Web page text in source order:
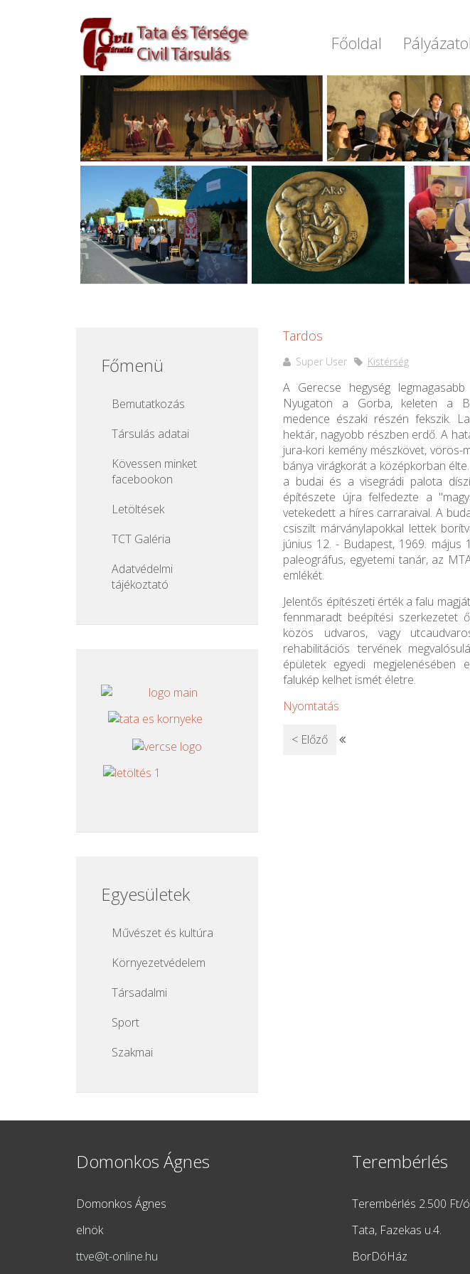
Főoldal
Tardos
Super User Kistérség
A Gerecse hegység
Nyugaton a Gorba, keleten a
medence északi részén fekszik.
hektár, nagyobb részben erdő. A
jura-kori kemény mészkövet,
bánya virágkorát a középkorban
a budai és a visegrádi palota
építészete újra felfedezte a
vetekedett a híres carraraival. A
csiszilt márványlapokkal lettek
június 12. - Budapest, 1969. május
paleográfus, egyetemi tanár, az
emlékét.
Jelentős építészeti érték a falu
fennmaradt beépítési szerkezetet
közös udvaros, vagy
rehabilitációs tervének
épületek egyedi
falukép kelhet ismét életre.
Nyomtatás
< Előző
Főmenü
Bemutatkozás
Társulás adatai
Kövessen minket
facebookon
Letöltések
TCT Galéria
Adatvédelmi
tájékoztató
Egyesületek
Művészet és kultúra
Környezetvédelem
Társadalmi
Sport
Szakmai
Domonkos Ágnes
Domonkos Ágnes
elnök
ttve@t-online.hu
Terembérlés
Terembérlés 2.500 Ft/
Tata, Fazekas u.4.
BorDóHáz